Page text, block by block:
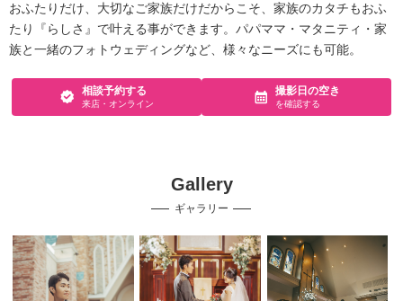
おふたりだけ、大切なご家族だけだからこそ、家族のカタチもおふ
たり『らしさ』で叶える事ができます。パパママ・マタニティ・家
族と一緒のフォトウェディングなど、様々なニーズにも可能。
相談予約する
来店・オンライン
撮影日の空き
を確認する
Gallery
ギャラリー